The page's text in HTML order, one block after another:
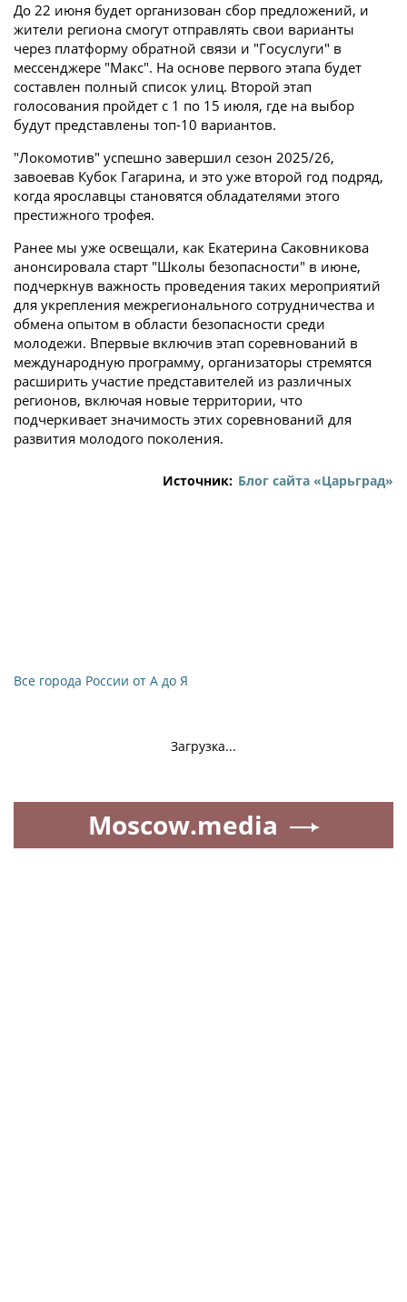
До 22 июня будет организован сбор предложений, и
жители региона смогут отправлять свои варианты
через платформу обратной связи и "Госуслуги" в
мессенджере "Макс". На основе первого этапа будет
составлен полный список улиц. Второй этап
голосования пройдет с 1 по 15 июля, где на выбор
будут представлены топ-10 вариантов.
"Локомотив" успешно завершил сезон 2025/26,
завоевав Кубок Гагарина, и это уже второй год подряд,
когда ярославцы становятся обладателями этого
престижного трофея.
Ранее мы уже освещали, как Екатерина Саковникова
анонсировала старт "Школы безопасности" в июне,
подчеркнув важность проведения таких мероприятий
для укрепления межрегионального сотрудничества и
обмена опытом в области безопасности среди
молодежи. Впервые включив этап соревнований в
международную программу, организаторы стремятся
расширить участие представителей из различных
регионов, включая новые территории, что
подчеркивает значимость этих соревнований для
развития молодого поколения.
Источник: Блог сайта «Царьград»
Все города России от А до Я
Загрузка...
Moscow.media